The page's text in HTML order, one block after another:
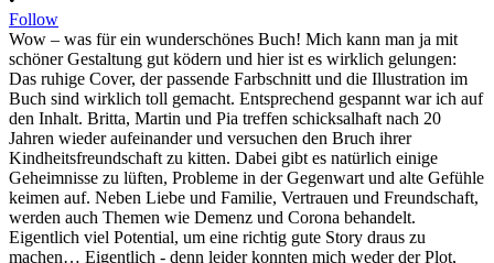
Follow
Wow – was für ein wunderschönes Buch! Mich kann man ja mit
schöner Gestaltung gut ködern und hier ist es wirklich gelungen:
Das ruhige Cover, der passende Farbschnitt und die Illustration im
Buch sind wirklich toll gemacht. Entsprechend gespannt war ich auf
den Inhalt. Britta, Martin und Pia treffen schicksalhaft nach 20
Jahren wieder aufeinander und versuchen den Bruch ihrer
Kindheitsfreundschaft zu kitten. Dabei gibt es natürlich einige
Geheimnisse zu lüften, Probleme in der Gegenwart und alte Gefühle
keimen auf. Neben Liebe und Familie, Vertrauen und Freundschaft,
werden auch Themen wie Demenz und Corona behandelt.
Eigentlich viel Potential, um eine richtig gute Story draus zu
machen… Eigentlich - denn leider konnten mich weder der Plot,